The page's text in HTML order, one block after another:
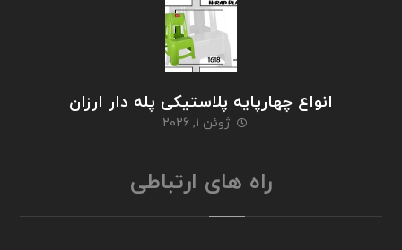
انواع چهارپایه پلاستیکی پله دار ارزان
ژوئن ۱, ۲۰۲۶
راه های ارتباطی